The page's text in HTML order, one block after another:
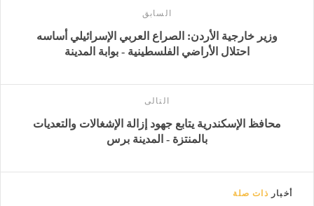
السابق
وزير خارجية الأردن: الصراع العربي الإسرائيلي أساسه
احتلال الأراضي الفلسطينية - بوابة المدينة
التالى
محافظ الإسكندرية يتابع جهود إزالة الإشغالات والتعديات
بالمنتزة - المدينة برس
أخبار ذات صلة